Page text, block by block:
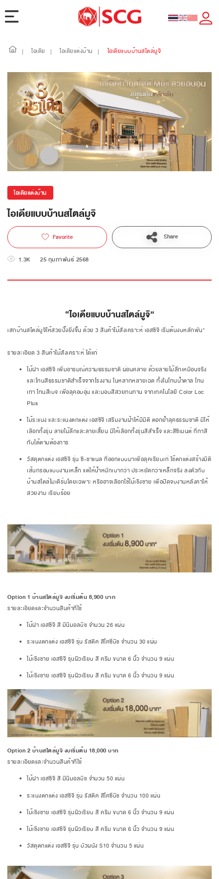
| ไอเดีย | ไอเดียแต่งบ้าน | ไอเดียแบบบ้านสไตล์มูจิ
ไอเดียแต่งบ้าน
ไอเดียแบบบ้านสไตล์มูจิ
Favorite Share
1.3K 25 กุมภาพันธ์ 2568
“ไอเดียแบบบ้านสไตล์มูจิ”
เสกบ้านสไตล์มูจิให้สวยปิ๊งยิ่งขึ้น ด้วย 3 สินค้าไม้สังเคราะห์ เอสซีจี เริ่มต้นงบหลักพัน*
รายละเอียด 3 สินค้าไม้สังเคราะห์ ได้แก่
ไม้ฝา เอสซีจี เพิ่มอารมณ์ความธรรมชาติ ผ่อนคลาย ด้วยลายไม้ลึกเหมือนจริง
และโทนสีธรรมชาติสำเร็จจากโรงงาน ในหลากหลายเฉด ทั้งในโทนน้ำตาล โทน
เทา โทนสีเบจ เพื่อลุคอบอุ่น และมอบสีสวยทนทาน จากเทคโนโลยี Color Loc
Plus
ไม้ระแนง และระแนงตกแต่ง เอสซีจี เสริมงานฝ้าให้มีมิติ ตอกย้ำลุคธรรมชาติ มีให้
เลือกทั้งรุ่น ลายไม้ลึกและลายเสี้ยน มีให้เลือกทั้งรุ่นสีสำเร็จ และสีซีเมนต์ ที่ทาสี
ทับได้ตามต้องการ
วัสดุตกแต่ง เอสซีจี รุ่น ซี-ชาแนล ที่ออกแบบมาเพื่อลุคเรียบเท่ ใช้ตกแต่งสร้างมิติ
เส้นกรอบแบบงานเหล็ก แต่ให้น้ำหนักเบากว่า ประหยัดกว่าเหล็กจริง ลงตัวกับ
บ้านสไตล์โมเดิร์นโดยเฉพาะ หรืออาจเลือกใช้ไม้เชิงชาย เพื่อปิดจบงานหลังคาให้
สวยงาม เรียบร้อย
Option 1 บ้านสไตล์มูจิ งบเริ่มต้น 8,900 บาท
รายละเอียดและจำนวนสินค้าที่ใช้
ไม้ฝา เอสซีจี สี มินิมอลบีช จำนวน 26 แผ่น
ระแนงตกแต่ง เอสซีจี รุ่น รัสติค สีโคซี่บีช จำนวน 30 แผ่น
ไม้เชิงชาย เอสซีจี รุ่นผิวเรียบ สี ครีม ขนาด 6 นิ้ว จำนวน 9 แผ่น
ไม้เชิงชาย เอสซีจี รุ่นผิวเรียบ สี ครีม ขนาด 6 นิ้ว จำนวน 9 แผ่น
Option 2 บ้านสไตล์มูจิ งบเริ่มต้น 18,000 บาท
รายละเอียดและจำนวนสินค้าที่ใช้
ไม้ฝา เอสซีจี สี มินิมอลบีช จำนวน 50 แผ่น
ระแนงตกแต่ง เอสซีจี รุ่น รัสติค สีโคซี่บีช จำนวน 100 แผ่น
ไม้เชิงชาย เอสซีจี รุ่นผิวเรียบ สี ครีม ขนาด 6 นิ้ว จำนวน 9 แผ่น
ไม้เชิงชาย เอสซีจี รุ่นผิวเรียบ สี ครีม ขนาด 6 นิ้ว จำนวน 9 แผ่น
วัสดุตกแต่ง เอสซีจี รุ่น บัวผนัง S10 จำนวน 5 แผ่น